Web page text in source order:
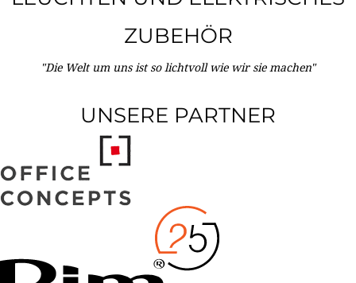
ZUBEHÖR
"Die Welt um uns ist so lichtvoll wie wir sie machen"
UNSERE PARTNER